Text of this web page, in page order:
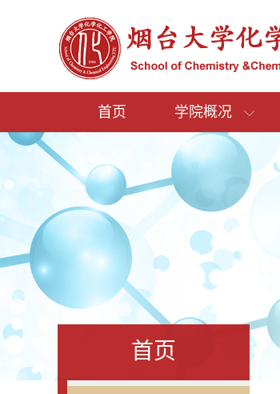
首页 学院概况
首页